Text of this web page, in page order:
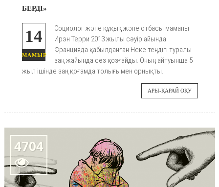
БЕРДІ»
14
МАМЫР
Социолог және құқық және отбасы маманы
Ирэн Терри 2013 жылы сәуір айында
Францияда қабылданған Неке теңдігі туралы
заң жайында сөз қозғайды. Оның айтуынша 5
жыл ішінде заң қоғамда толығымен орнықты.
АРЫ-ҚАРАЙ ОҚУ
4704
